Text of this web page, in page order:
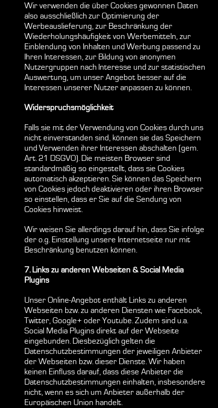
Wir verwenden die über Cookies gewonnen Daten
also ausschließlich zur Optimierung der
Werbeauslieferung, zur Beschränkung der
Wiederholungshäufigkeit von Werbemitteln, zur
Einblendung von Inhalten und Werbung passend zu
Ihren Interessen, zur Bildung von anonymen
Nutzergruppen nach Interesse und zur statistischen
Auswertung, um unser Angebot besser auf die
Interessen unserer Nutzer anpassen zu können.
Widerspruchsmöglichkeit
Falls sie mit der Verwendung von Cookies durch uns
nicht einverstanden sind, können sie das Speichern
und Verwenden ihrer Interessen abschalten (gem.
Art. 21 DSGVO). Die meisten Browser sind
standardmäßig so eingestellt, dass sie Cookies
automatisch akzeptieren. Sie können das Speichern
von Cookies jedoch deaktivieren oder ihren Browser
so einstellen, dass er Sie auf die Sendung von
Cookies hinweist.
Wir weisen Sie allerdings darauf hin, dass Sie infolge
der o.g. Einstellung unsere Internetseite nur mit
Beschränkung benutzen können.
7. Links zu anderen Webseiten & Social Media
Plugins
Unser Online-Angebot enthält Links zu anderen
Webseiten bzw. zu anderen Diensten wie Facebook,
Twitter, Google+ oder Youtube. Zudem sind u.a.
Social Media Plugins direkt auf der Webseite
eingebunden. Diesbezüglich gelten die
Datenschutzbestimmungen der jeweiligen Anbieter
der Webseiten bzw. dieser Dienste. Wir haben
keinen Einfluss darauf, dass diese Anbieter die
Datenschutzbestimmungen einhalten, insbesondere
nicht, wenn es sich um Anbieter außerhalb der
Europäischen Union handelt.